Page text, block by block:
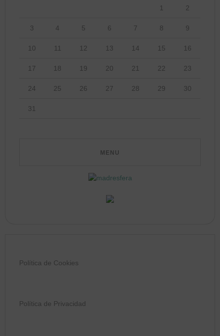
1 2
3 4 5 6 7 8 9
10 11 12 13 14 15 16
17 18 19 20 21 22 23
24 25 26 27 28 29 30
31
Política de Cookies
Política de Privacidad